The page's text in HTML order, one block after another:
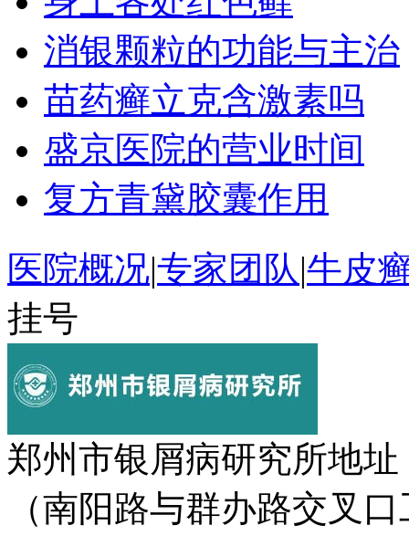
消银颗粒的功能与主治
苗药癣立克含激素吗
盛京医院的营业时间
复方青黛胶囊作用
医院概况|专家团队 |牛皮
挂号
郑州市银屑病研究所地
（南阳路与群办路交叉